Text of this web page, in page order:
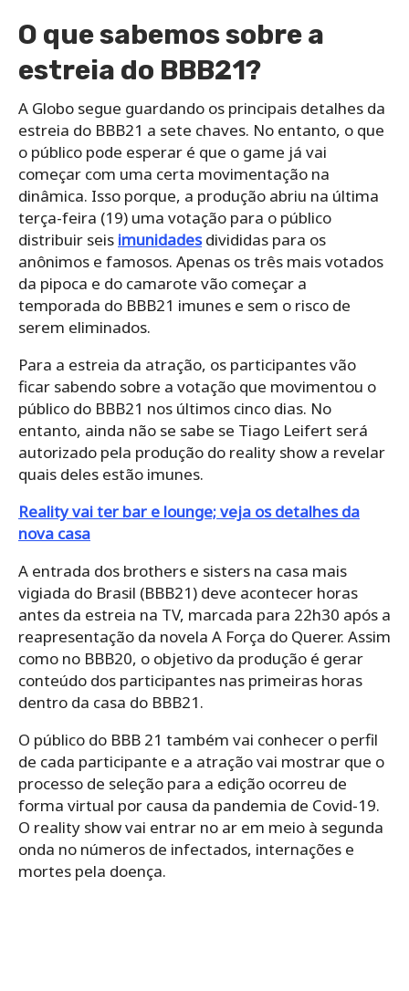
O que sabemos sobre a
estreia do BBB21?
A Globo segue guardando os principais detalhes da
estreia do BBB21 a sete chaves. No entanto, o que
o público pode esperar é que o game já vai
começar com uma certa movimentação na
dinâmica. Isso porque, a produção abriu na última
terça-feira (19) uma votação para o público
distribuir seis imunidadesdivididas para os
anônimos e famosos. Apenas os três mais votados
da pipoca e do camarote vão começar a
temporada do BBB21 imunes e sem o risco de
serem eliminados.
Para a estreia da atração, os participantes vão
ficar sabendo sobre a votação que movimentou o
público do BBB21 nos últimos cinco dias. No
entanto, ainda não se sabe se Tiago Leifert será
autorizado pela produção do reality show a revelar
quais deles estão imunes.
Reality vai ter bar e lounge; veja os detalhes da
nova casa
A entrada dos brothers e sisters na casa mais
vigiada do Brasil (BBB21) deve acontecer horas
antes da estreia na TV, marcada para 22h30 após a
reapresentação da novela A Força do Querer. Assim
como no BBB20, o objetivo da produção é gerar
conteúdo dos participantes nas primeiras horas
dentro da casa do BBB21.
O público do BBB 21 também vai conhecer o perfil
de cada participante e a atração vai mostrar que o
processo de seleção para a edição ocorreu de
forma virtual por causa da pandemia de Covid-19.
O reality show vai entrar no ar em meio à segunda
onda no números de infectados, internações e
mortes pela doença.